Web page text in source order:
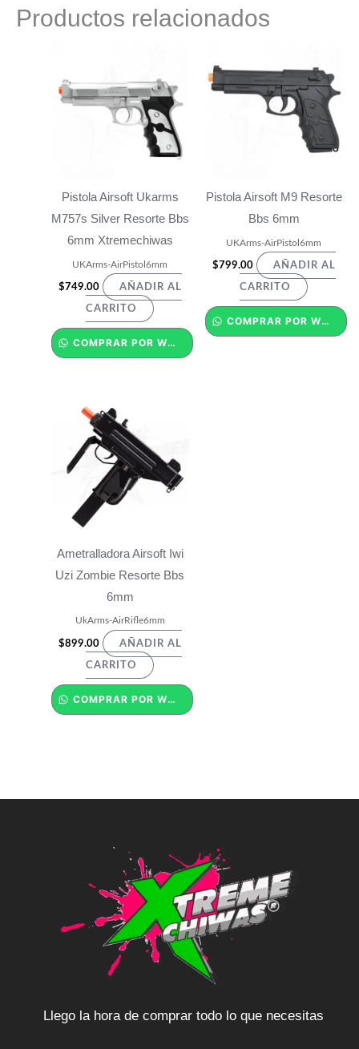
Productos relacionados
Pistola Airsoft Ukarms
M757s Silver Resorte Bbs
6mm Xtremechiwas
UKArms-AirPistol6mm
$749.00 AÑADIR AL
CARRITO
COMPRAR POR WHATSAPP
Pistola Airsoft M9 Resorte
Bbs 6mm
UKArms-AirPistol6mm
$799.00 AÑADIR AL
CARRITO
COMPRAR POR WHATSAPP
Ametralladora Airsoft Iwi
Uzi Zombie Resorte Bbs
6mm
UkArms-AirRifle6mm
$899.00 AÑADIR AL
CARRITO
COMPRAR POR WHATSAPP
Llego la hora de comprar todo lo que necesitas